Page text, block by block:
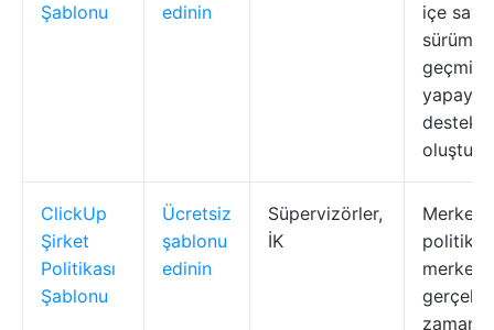
Şablonu
edinin
içe
sürüm
geçmişi,
yapay
destekli
ClickUp
Şirket
Politikası
Şablonu
Ücretsiz
şablonu
edinin
Süpervizörler,
İK
Merkezi
politika
merkezi,
gerçek
zamanlı